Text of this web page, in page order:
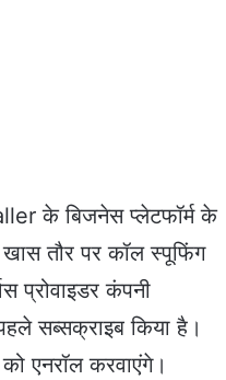
के बिजनेस प्लेटफॉर्म के
तौर पर कॉल स्पूफिंग
प्रोवाइडर कंपनी
सब्सक्राइब किया है।
एनरॉल करवाएंगे।